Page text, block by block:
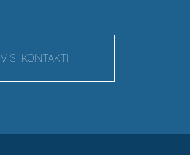
VISI KONTAKTI